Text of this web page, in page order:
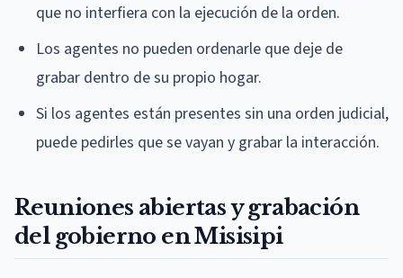
que no interfiera con la ejecución de la orden.
Los agentes no pueden ordenarle que deje de
grabar dentro de su propio hogar.
Si los agentes están presentes sin una orden judicial,
puede pedirles que se vayan y grabar la interacción.
Reuniones abiertas y grabación
del gobierno en Misisipi